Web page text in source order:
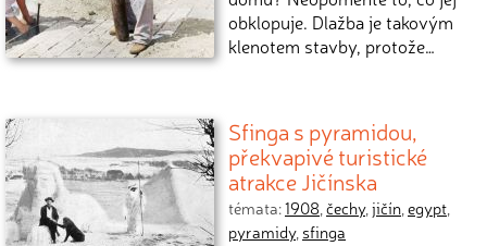
obklopuje. Dlažba je takovým
klenotem stavby, protože…
Sfinga s pyramidou,
překvapivé turistické
atrakce Jičínska
témata:1908,čechy,jičín,egypt,
pyramidy, sfinga